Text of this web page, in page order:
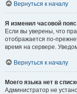
Вернуться к началу
Я изменил часовой
Если вы уверены, что
отображается по-
время на сервере.
Вернуться к началу
Моего языка нет в
Администратор не